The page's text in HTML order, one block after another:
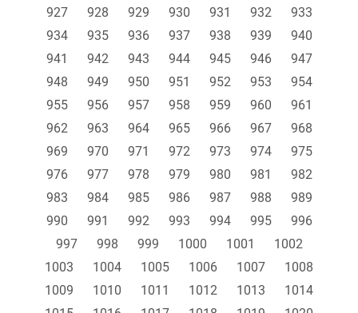
927
928 929 930 931 932
933
934
935 936 937 938 939
940
941
942 943 944 945 946
947
948
949 950 951 952 953
954
955
956 957 958 959 960
961
962
963 964 965 966 967
968
969
970 971 972 973 974
975
976
977 978 979 980 981
982
983
984 985 986 987 988
989
990
991 992 993 994 995
996
997
998 999 1000 1001
1002
1003
1004 1005 1006 1007
1008
1009
1010 1011 1012 1013
1014